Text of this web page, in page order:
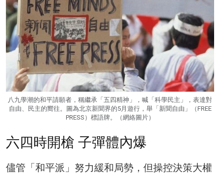
八九學潮的和平請願者，稱繼承「五四精神」，喊「科學民主」，表達對
自由、民主的嚮往。圖為北京新聞界的5月遊行，舉「新聞自由」（FREE
PRESS）標語牌。（網絡圖片）
六四時開槍 子彈體內爆
儘管「和平派」努力緩和局勢，但操控決策大權